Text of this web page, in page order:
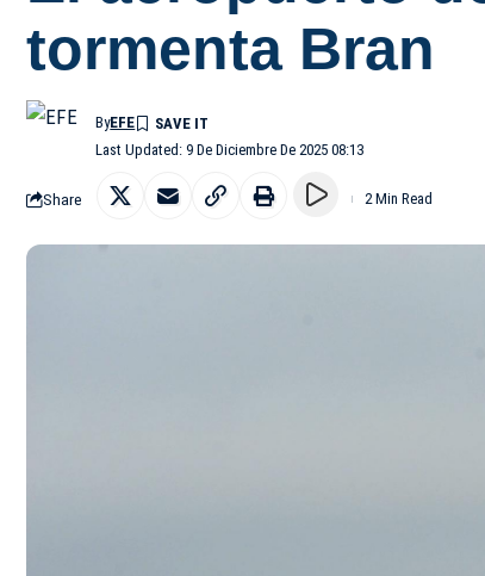
tormenta Bran
Last Updated: 9 De Diciembre De 2025 08:13
ByEFE
Share 2 Min Read